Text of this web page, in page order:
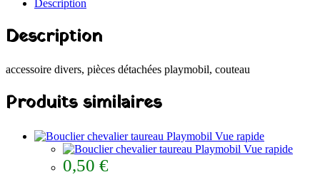
Description
Description
accessoire divers, pièces détachées playmobil, couteau
Produits similaires
Vue rapide
Vue rapide
0,50 €